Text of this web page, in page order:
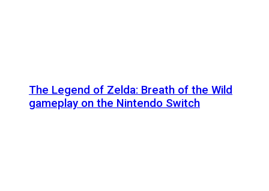
The Legend of Zelda: Breath of the Wild
gameplay on the Nintendo Switch